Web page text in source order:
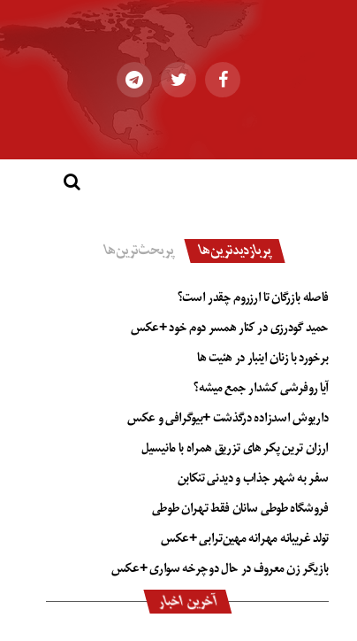
پربازدیدترین‌ها پربحث‌ترین‌ها
فاصله بازرگان تا ارزروم چقدر است؟
حمید گودرزی در کنار همسر دوم خود +عکس
برخورد با زنان اینبار در هئیت ها
آیا روفرشی کشدار جمع میشه؟
داریوش اسدزاده درگذشت +بیوگرافی و عکس
ارزان ترین پکر های تزریق همراه با مانیسیل
سفر به شهر جذاب و دیدنی تنکابن
فروشگاه طوطی سانان فقط تهران طوطی
تولد غریبانه مهرانه مهین‌ترابی +عکس
بازیگر زن معروف در حال دوچرخه سواری +عکس
آخرین اخبار